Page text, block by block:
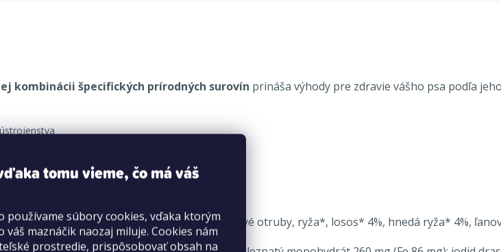
tomu vieme, čo má váš
používame súbory cookies, vďaka ktorým
maznáčik naozaj miluje. Cookies nám
prostredie, prispôsobovať obsah na
kombinácii špecifických prírodných surovín prináša výhody pre zdravie vášho psa podľa
11%, dehydratovaný hrášok*, masť*, ryžové otruby, ryža*, losos* 4%, hnedá ryža* 4%,